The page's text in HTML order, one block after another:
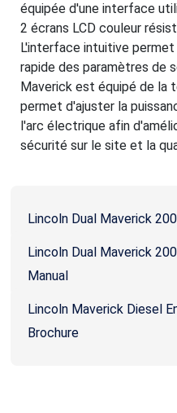
équipée d'une interface
2 écrans LCD couleur
L'interface intuitive
rapide des paramètres de
Maverick est équipé de la
permet d'ajuster la
l'arc électrique afin
sécurité sur le site et la
Lincoln Dual Maverick
Lincoln Dual Maverick
Manual
Lincoln Maverick Diesel
Brochure